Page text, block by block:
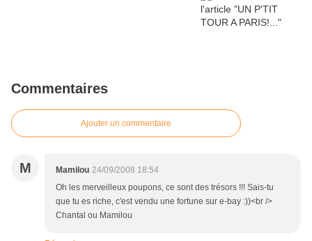
Commentaires
Ajouter un commentaire
M Mamilou 24/09/2008 18:54
Oh les merveilleux poupons, ce sont des trésors !!! Sais-tu
que tu es riche, c'est vendu une fortune sur e-bay :))<br />
Chantal ou Mamilou